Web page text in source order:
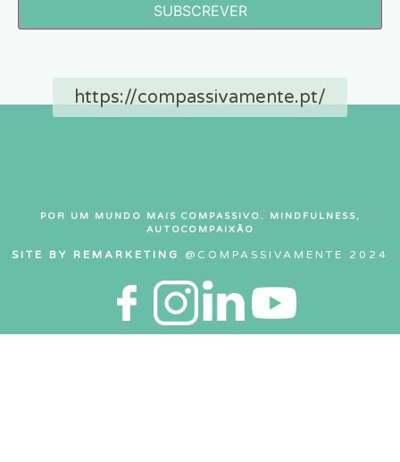
SUBSCREVER
https://compassivamente.pt/
POR UM MUNDO MAIS COMPASSIVO. MINDFULNESS,
AUTOCOMPAIXÃO
SITE BY REMARKETING @COMPASSIVAMENTE 2024